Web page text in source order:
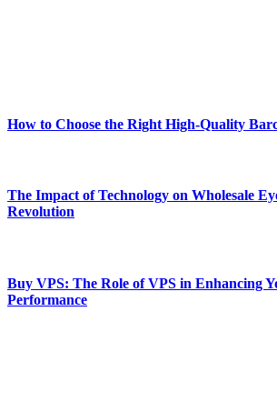
How to Choose the Right High-Quality
The Impact of Technology on Wholesale
Revolution
Buy VPS: The Role of VPS in Enhancing
Performance